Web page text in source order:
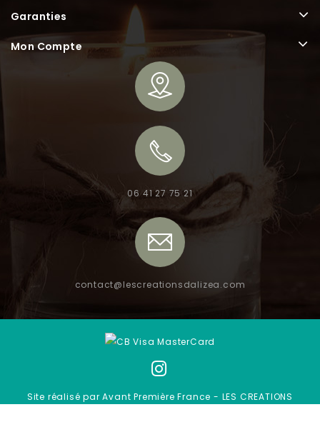
Garanties
Mon Compte
06 41 27 75 21
contact@lescreationsdalizea.com
Site réalisé par Avant Première France - LES CREATIONS